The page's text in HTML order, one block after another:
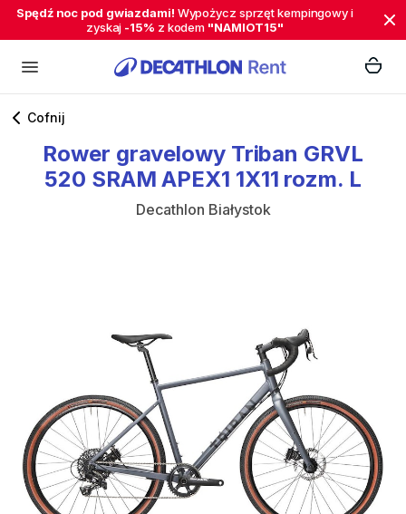
Spędź noc pod gwiazdami! Wypożycz sprzęt kempingowy i
zyskaj -15% z kodem "NAMIOT15"
Cofnij
Rower gravelowy Triban GRVL
520 SRAM APEX1 1X11 rozm. L
Decathlon Białystok